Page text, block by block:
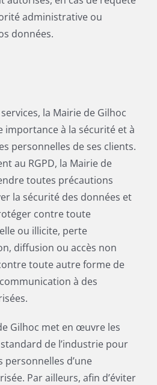
administrative ou
données.
la Mairie de Gilhoc
importance à la sécurité et à
personnelles de ses clients.
au RGPD, la Mairie de
toutes précautions
la sécurité des données et
contre toute
ou illicite, perte
diffusion ou accès non
toute autre forme de
à des
Gilhoc met en œuvre les
de l’industrie pour
d’une
Par ailleurs, afin d’éviter